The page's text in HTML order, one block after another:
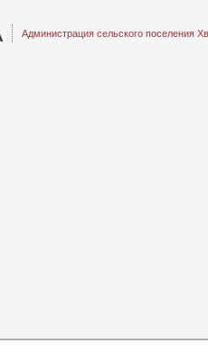
Администрация сельского поселения